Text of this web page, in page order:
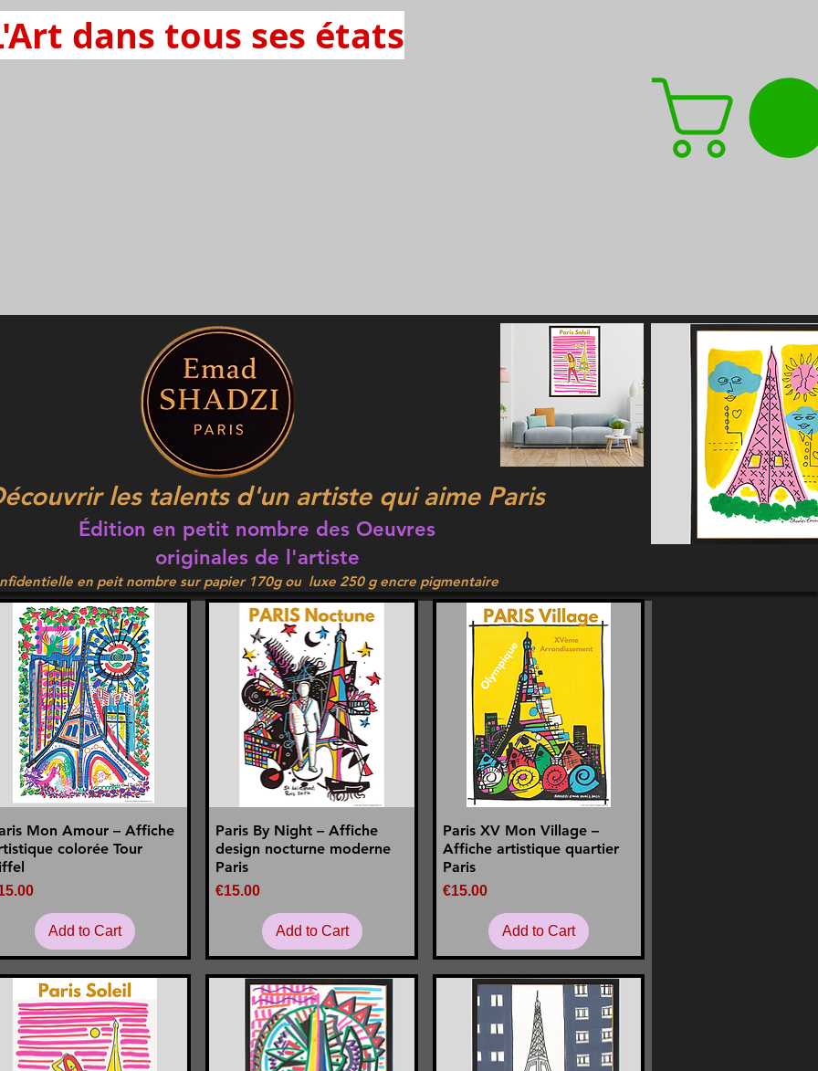
dans tous ses états
les talents d'un artiste qui aime Paris
Édition en petit nombre des Oeuvres
originales de l'artiste
en peit nombre sur papier 170g ou luxe 250 g encre pigmentaire
Quick View
Mon Amour – Affiche
colorée Tour
Add to Cart
Quick View
Paris By Night – Affiche
design nocturne moderne
Paris
Price
€15.00
Add to Cart
Quick View
Paris XV Mon Village –
Affiche artistique quartier
Paris
Price
€15.00
Add to Cart